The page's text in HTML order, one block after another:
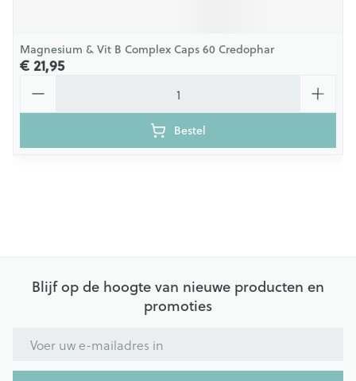
Magnesium & Vit B Complex Caps 60 Credophar
€ 21,95
Bestel
Blijf op de hoogte van nieuwe producten en
promoties